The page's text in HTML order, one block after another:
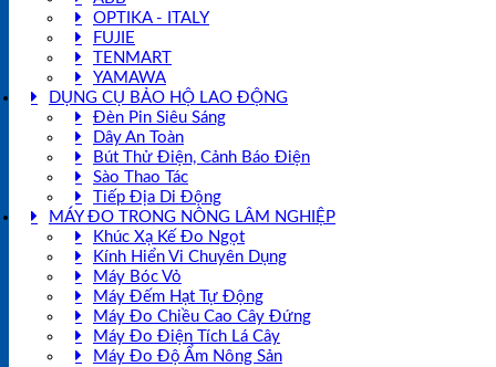
OPTIKA - ITALY
FUJIE
TENMART
YAMAWA
DỤNG CỤ BẢO HỘ LAO ĐỘNG
Đèn Pin Siêu Sáng
Dây An Toàn
Bút Thử Điện, Cảnh Báo Điện
Sào Thao Tác
Tiếp Địa Di Động
MÁY ĐO TRONG NÔNG LÂM NGHIỆP
Khúc Xạ Kế Đo Ngọt
Kính Hiển Vi Chuyên Dụng
Máy Bóc Vỏ
Máy Đếm Hạt Tự Động
Máy Đo Chiều Cao Cây Đứng
Máy Đo Điện Tích Lá Cây
Máy Đo Độ Ẩm Nông Sản